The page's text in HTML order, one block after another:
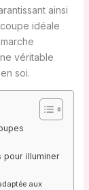
ainsi
idéale
véritable
soi.
pour illuminer
aux